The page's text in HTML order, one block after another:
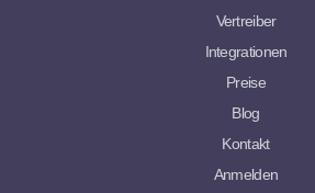
Vertreiber
Integrationen
Preise
Blog
Kontakt
Anmelden